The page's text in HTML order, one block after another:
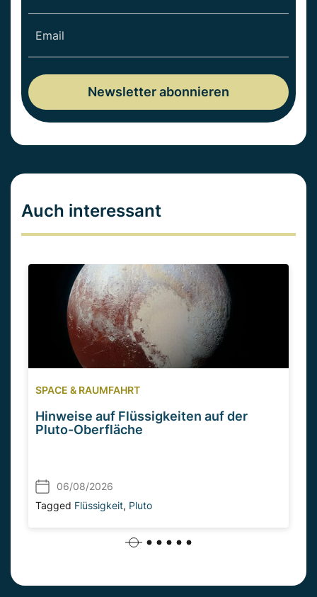
Auch interessant
SPACE & RAUMFAHRT
Hinweise auf Flüssigkeiten auf der
Pluto-Oberfläche
06/08/2026
Tagged Flüssigkeit, Pluto